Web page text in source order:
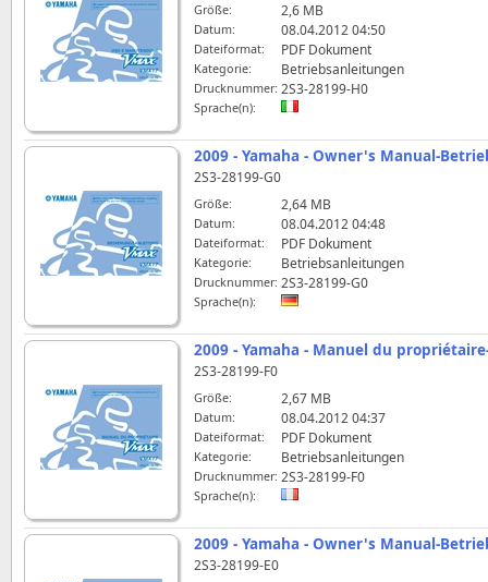
Größe: 2,6 MB
Datum: 08.04.2012 04:50
Dateiformat: PDF Dokument
Kategorie: Betriebsanleitungen
Drucknummer: 2S3-28199-H0
Sprache(n):
2009 - Yamaha - Owner's Manual-
2S3-28199-G0
Größe: 2,64 MB
Datum: 08.04.2012 04:48
Dateiformat: PDF Dokument
Kategorie: Betriebsanleitungen
Drucknummer: 2S3-28199-G0
Sprache(n):
2009 - Yamaha - Manuel du
2S3-28199-F0
Größe: 2,67 MB
Datum: 08.04.2012 04:37
Dateiformat: PDF Dokument
Kategorie: Betriebsanleitungen
Drucknummer: 2S3-28199-F0
Sprache(n):
2009 - Yamaha - Owner's Manual-
2S3-28199-E0